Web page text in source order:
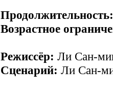
Продолжительность:
Возрастное
Режиссёр: Ли Сан-
Сценарий: Ли Сан-